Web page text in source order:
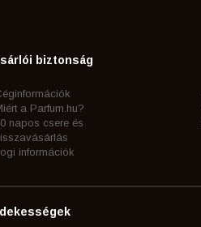
biztonság
a Parfum.hu?
napos csere és
információk